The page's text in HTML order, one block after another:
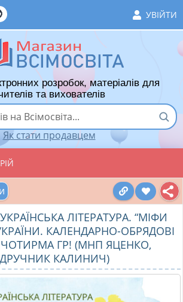
УВІЙТИ
розробок, матеріалів для
та вихователів
Як стати продавцем
ДНЗ
ПРЕДМЕТІВ
ЛІТЕРАТУРА. “МІФИ
КАЛЕНДАРНО-ОБРЯДОВІ
ЧОТИРМА ГР! (МНП ЯЦЕНКО,
КАЛИНИЧ)